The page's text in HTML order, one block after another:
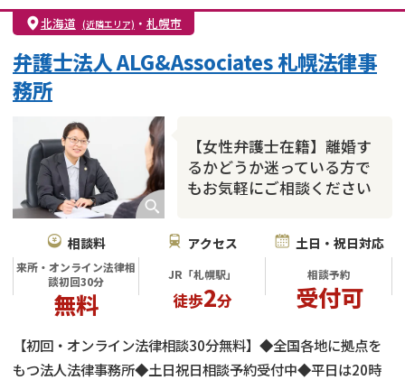
親権・面会交流権
DV
モラハラ
不貞・不倫慰謝料請求
国際離婚
財産分与
内縁の夫婦 熟年離婚
北海道 (近隣エリア) ・ 札幌市
【女性弁護士在籍】離婚す
るかどうか迷っている方で
もお気軽にご相談ください
弁護士法人 ALG&Associates 札幌法律事
務所
相談料
来所・オンライン法律相
談初回30分
無料
アクセス
JR「札幌駅」
徒歩2分
土日・祝日対応
相談予約
受付可
【初回・オンライン法律相談30分無料】◆全国各地に拠点を
もつ法人法律事務所◆土日祝日相談予約受付中◆平日は20時